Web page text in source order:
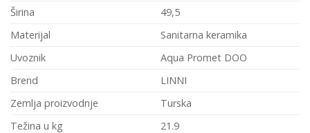
Širina
49,5
Materijal
Sanitarna keramika
Uvoznik
Aqua Promet DOO
Brend
LINNI
Zemlja proizvodnje
Turska
Težina u kg
21.9